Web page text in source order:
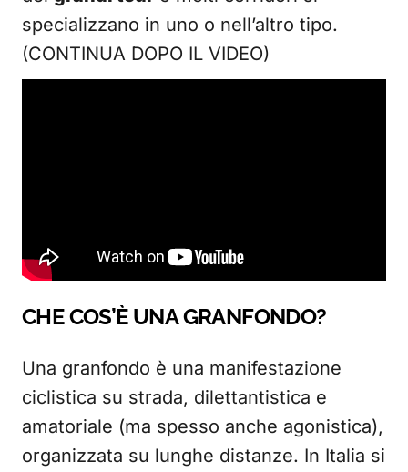
specializzano in uno o nell’altro tipo.
(CONTINUA DOPO IL VIDEO)
CHE COS’È UNA GRANFONDO?
Una granfondo è una manifestazione
ciclistica su strada, dilettantistica e
amatoriale (ma spesso anche agonistica),
organizzata su lunghe distanze. In Italia si